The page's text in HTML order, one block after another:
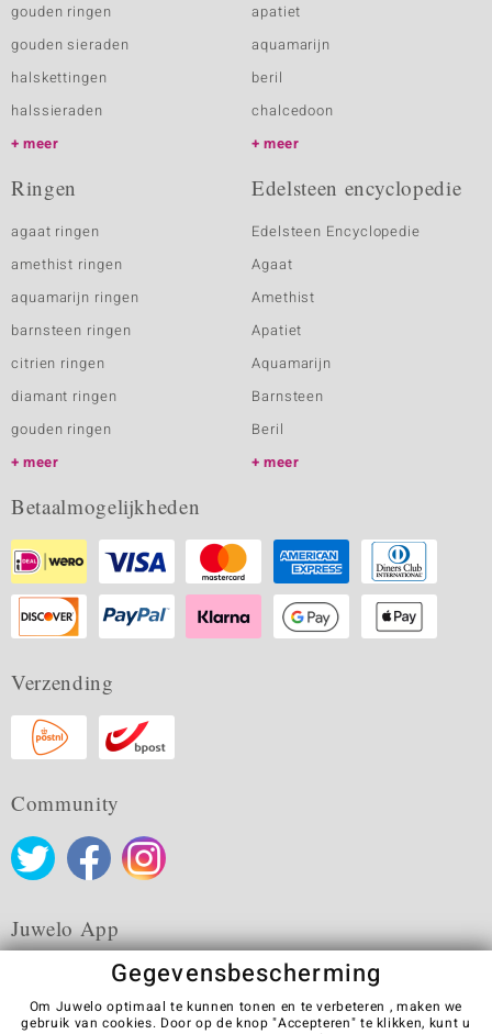
gouden ringen
gouden sieraden
halskettingen
halssieraden
meer
apatiet
aquamarijn
beril
chalcedoon
meer
Ringen
agaat ringen
amethist ringen
aquamarijn ringen
barnsteen ringen
citrien ringen
diamant ringen
gouden ringen
meer
Edelsteen encyclopedie
Edelsteen Encyclopedie
Agaat
Amethist
Apatiet
Aquamarijn
Barnsteen
Beril
meer
Betaalmogelijkheden
Verzending
Community
Juwelo App
Gegevensbescherming
Om Juwelo optimaal te kunnen tonen en te verbeteren , maken we
gebruik van cookies. Door op de knop "Accepteren" te klikken, kunt u